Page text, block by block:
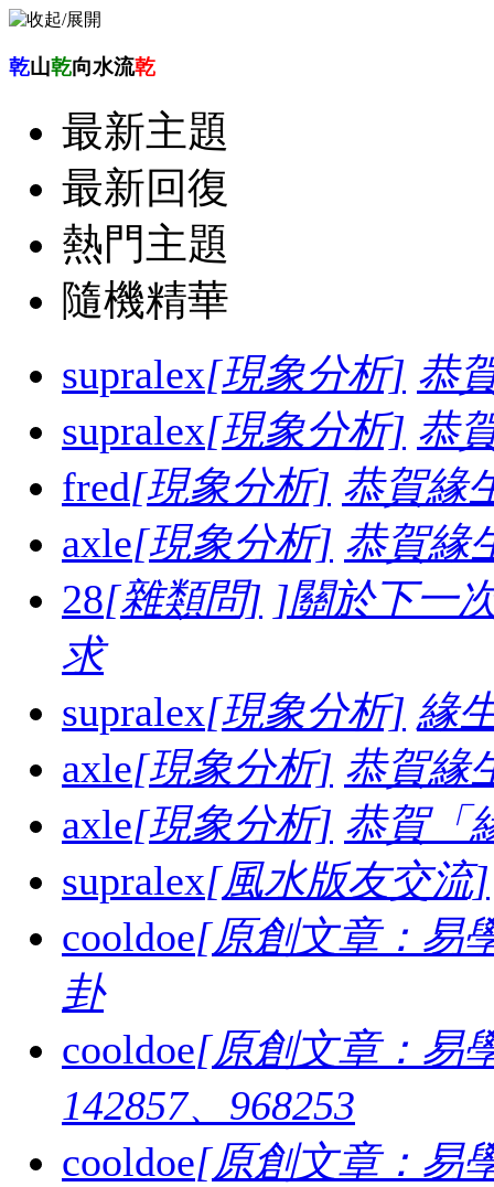
乾山乾向水流乾
最新主題
最新回復
熱門主題
隨機精華
supralex[現象分析] 恭
supralex[現象分析] 恭
fred[現象分析] 恭賀緣
axle[現象分析] 恭賀緣
28[雜類問] ]關於下一
求
supralex[現象分析] 緣
axle[現象分析] 恭賀緣
axle[現象分析] 恭賀「
supralex[風水版友交流]
cooldoe[原創文章：易
卦
cooldoe[原創文章：易
142857、968253
cooldoe[原創文章：易